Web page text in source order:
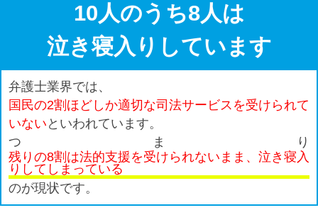
10人のうち8人は
泣き寝入りしています
弁護士業界では、
国民の2割ほどしか適切な司法サービスを受けられて
いない といわれています。
つまり
残りの8割は法的支援を受けられないまま、泣き寝入
りしてしまっている
のが現状です。